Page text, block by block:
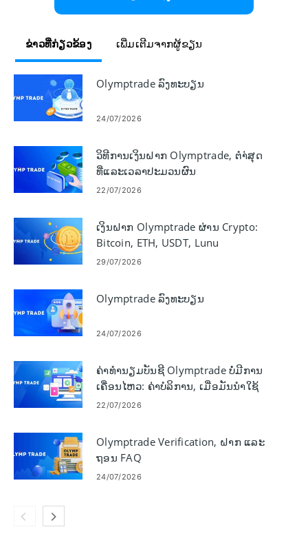
ຂ່າວທີ່ກ່ຽວຂ້ອງ ເພີ່ມເຕີມຈາກຜູ້ຂຽນ
Olymptrade ລົງທະບຽນ
24/07/2026
ວິທີການເງິນຝາກ Olymptrade, ຕໍາ່ສຸດ
ທີ່ແລະເວລາປະມວນຜົນ
22/07/2026
ເງິນຝາກ Olymptrade ຜ່ານ Crypto:
Bitcoin, ETH, USDT, Lunu
29/07/2026
Olymptrade ລົງທະບຽນ
24/07/2026
ຄ່າທໍານຽມບັນຊີ Olymptrade ບໍ່ມີການ
ເຄື່ອນໄຫວ: ຄ່າບໍລິການ, ເມື່ອມັນນຳໃຊ້
22/07/2026
Olymptrade Verification, ຝາກ ແລະ
ຖອນ FAQ
24/07/2026